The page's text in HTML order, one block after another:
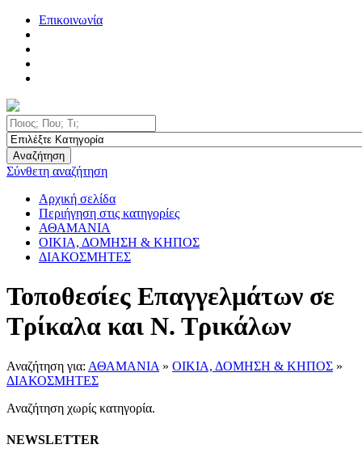
Επικοινωνία
Αναζήτηση
Σύνθετη αναζήτηση
Αρχική σελίδα
Περιήγηση στις κατηγορίες
ΑΘΑΜΑΝΙΑ
ΟΙΚΙΑ, ΔΟΜΗΣΗ & ΚΗΠΟΣ
ΔΙΑΚΟΣΜΗΤΕΣ
Τοποθεσίες Επαγγελμάτων σε
Τρίκαλα και Ν. Τρικάλων
Αναζήτηση για: ΑΘΑΜΑΝΙΑ » ΟΙΚΙΑ, ΔΟΜΗΣΗ & ΚΗΠΟΣ »
ΔΙΑΚΟΣΜΗΤΕΣ
Αναζήτηση χωρίς κατηγορία.
NEWSLETTER